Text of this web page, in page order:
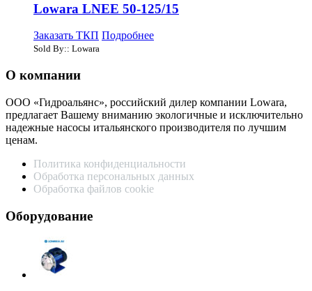
Lowara LNEE 50-125/15
Заказать ТКП Подробнее
Sold By:: Lowara
О компании
ООО «Гидроальянс», российский дилер компании Lowara,
предлагает Вашему вниманию экологичные и исключительно
надежные насосы итальянского производителя по лучшим
ценам.
Политика конфиденциальности
Обработка персональных данных
Обработка файлов cookie
Оборудование